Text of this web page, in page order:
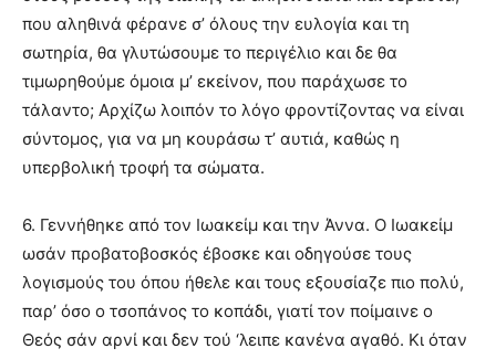
που αληθινά φέρανε σ’ όλους την ευλογία και τη
σωτηρία, θα γλυτώσουμε το περιγέλιο και δε θα
τιμωρηθούμε όμοια μ’ εκείνον, που παράχωσε το
τάλαντο; Αρχίζω λοιπόν το λόγο φροντίζοντας να είναι
σύντομος, για να μη κουράσω τ’ αυτιά, καθώς η
υπερβολική τροφή τα σώματα.
6. Γεννήθηκε από τον Ιωακείμ και την Άννα. Ο Ιωακείμ
ωσάν προβατοβοσκός έβοσκε και οδηγούσε τους
λογισμούς του όπου ήθελε και τους εξουσίαζε πιο πολύ,
παρ’ όσο ο τσοπάνος το κοπάδι, γιατί τον ποίμαινε ο
Θεός σάν αρνί και δεν τού ‘λειπε κανένα αγαθό. Κι όταν